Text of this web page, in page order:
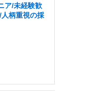
ア/未経験歓
柄重視の採